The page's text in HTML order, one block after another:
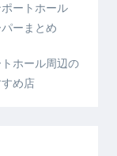
ポートホール
ーまとめ
ホール周辺の
め店